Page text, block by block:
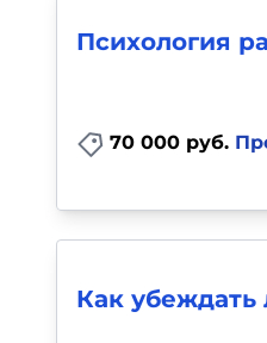
Психология
70 000 руб.
Как
Тесты на